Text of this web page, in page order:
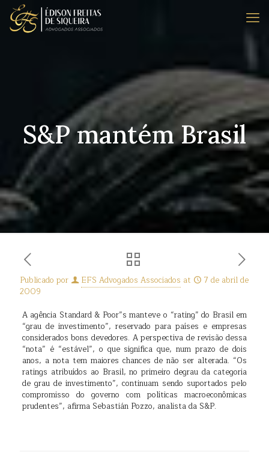
S&P mantém Brasil
Publicado por EFS Advogados Associados at
7 de abril de
2009
A agência Standard & Poor”s manteve o “rating” do Brasil em
“grau de investimento”, reservado para países e empresas
considerados bons devedores. A perspectiva de revisão dessa
“nota” é “estável”, o que significa que, num prazo de dois
anos, a nota tem maiores chances de não ser alterada. “Os
ratings atribuídos ao Brasil, no primeiro degrau da categoria
de grau de investimento”, continuam sendo suportados pelo
compromisso do governo com políticas macroeconômicas
prudentes”, afirma Sebastián Pozzo, analista da S&P.